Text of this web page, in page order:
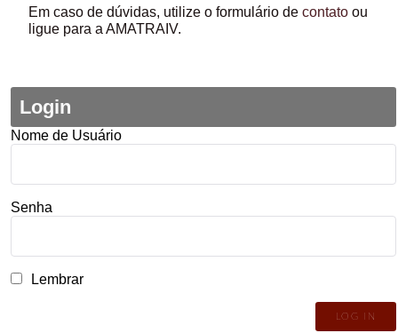
Em caso de dúvidas, utilize o formulário decontato ou
ligue para a AMATRAIV.
Login
Nome de Usuário
Senha
Lembrar